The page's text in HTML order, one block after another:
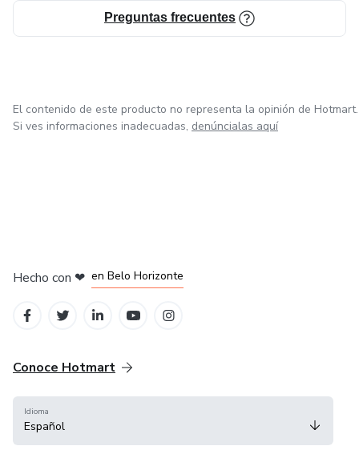
Preguntas frecuentes
El contenido de este producto no representa la opinión de Hotmart.
Si ves informaciones inadecuadas, denúncialas aquí
Hecho con ❤ en Belo Horizonte
Conoce Hotmart
Idioma
Español